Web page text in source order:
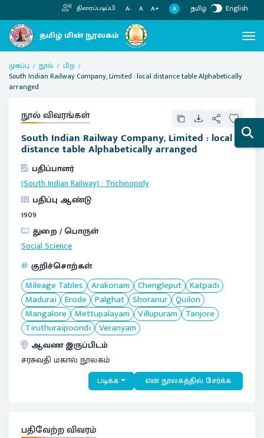
திரைப்படிப்பி A- A A+ A தமிழ் English
முகப்பு நூல்
பிற
South Indian Railway Company, Limited : local distance table Alphabetically
arranged
நூல் விவரங்கள்
South Indian Railway Company, Limited : local
distance table Alphabetically arranged
பதிப்பாளர்
[South Indian Railway]:Trichinopoly
பதிப்பு ஆண்டு
1909
துறை / பொருள்
Social Science
குறிச்சொற்கள்
Mileage Tables Arakonam Chengleput Katpadi
Madurai Erode Palghat Shoranur Quilon
Mangalore Mettupalayam Villupuram Tanjore
Tiruthuraipoondi Veranyam
ஆவண இருப்பிடம்
சரசுவதி மகால் நூலகம்
படிக்க என் நூலகத்தில் சேர்க்க
பதிவேற்ற விவரம்